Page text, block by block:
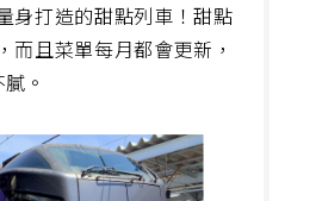
身打造的甜點列車！甜點
而且菜單每月都會更新，
。